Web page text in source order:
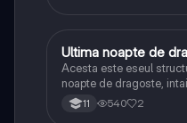
Limba și literatura
Ultima noapte de
Acesta este eseul
noapte de dragoste,
Petrescu
11 540 2